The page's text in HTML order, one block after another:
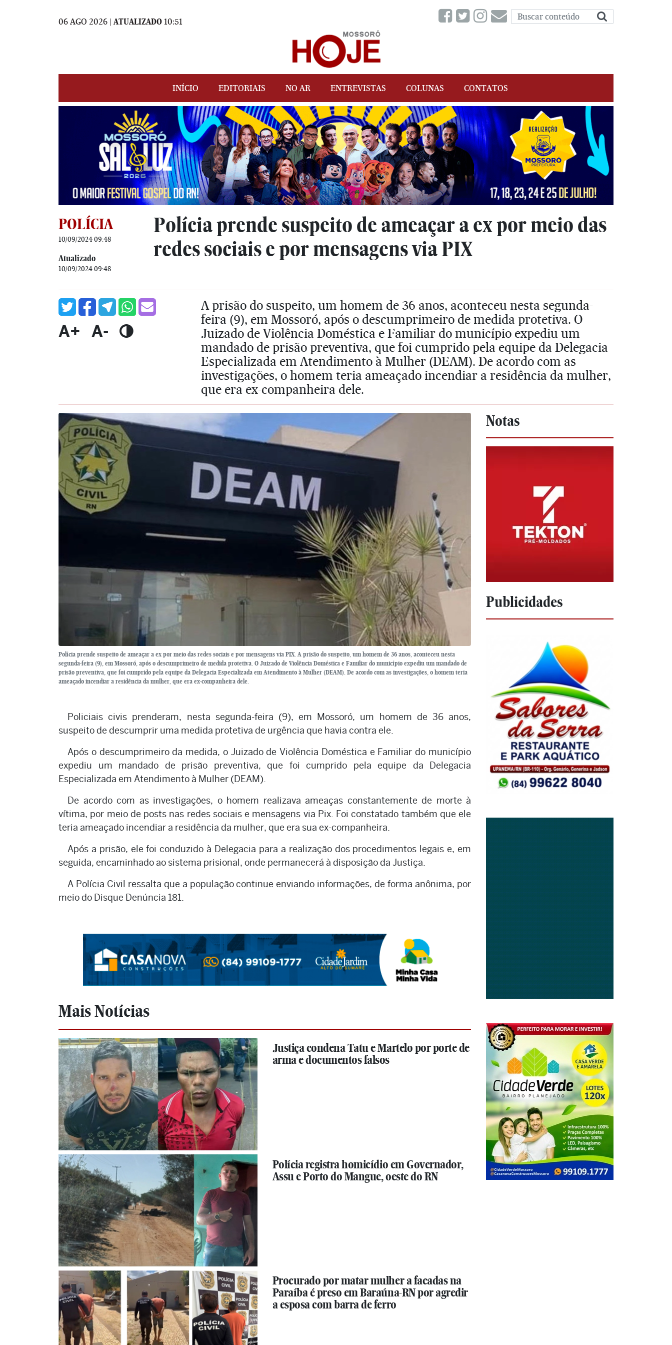
06 AGO 2026 | ATUALIZADO 10:51
INÍCIO EDITORIAIS NO AR ENTREVISTAS COLUNAS CONTATOS
POLÍCIA
10/09/2024 09:48
Atualizado
10/09/2024 09:48
Polícia prende suspeito de ameaçar a ex por meio das
redes sociais e por mensagens via PIX
A+ A-
A prisão do suspeito, um homem de 36 anos, aconteceu nesta segunda-
feira (9), em Mossoró, após o descumprimeiro de medida protetiva. O
Juizado de Violência Doméstica e Familiar do município expediu um
mandado de prisão preventiva, que foi cumprido pela equipe da Delegacia
Especializada em Atendimento à Mulher (DEAM). De acordo com as
investigações, o homem teria ameaçado incendiar a residência da mulher,
que era ex-companheira dele.
Polícia prende suspeito de ameaçar a ex por meio das redes sociais e por mensagens via PIX. A prisão do suspeito, um homem de 36 anos, aconteceu nesta
segunda-feira (9), em Mossoró, após o descumprimeiro de medida protetiva. O Juizado de Violência Doméstica e Familiar do município expediu um mandado de
prisão preventiva, que foi cumprido pela equipe da Delegacia Especializada em Atendimento à Mulher (DEAM). De acordo com as investigações, o homem teria
ameaçado incendiar a residência da mulher, que era ex-companheira dele.
Policiais civis prenderam, nesta segunda-feira (9), em Mossoró, um homem de 36 anos,
suspeito de descumprir uma medida protetiva de urgência que havia contra ele.
Após o descumprimeiro da medida, o Juizado de Violência Doméstica e Familiar do município
expediu um mandado de prisão preventiva, que foi cumprido pela equipe da Delegacia
Especializada em Atendimento à Mulher (DEAM).
De acordo com as investigações, o homem realizava ameaças constantemente de morte à
vítima, por meio de posts nas redes sociais e mensagens via Pix. Foi constatado também que ele
teria ameaçado incendiar a residência da mulher, que era sua ex-companheira.
Após a prisão, ele foi conduzido à Delegacia para a realização dos procedimentos legais e, em
seguida, encaminhado ao sistema prisional, onde permanecerá à disposição da Justiça.
A Polícia Civil ressalta que a população continue enviando informações, de forma anônima, por
meio do Disque Denúncia 181.
Mais Notícias
Justiça condena Tatu e Martelo por porte de
arma e documentos falsos
Polícia registra homicídio em Governador,
Assu e Porto do Mangue, oeste do RN
Procurado por matar mulher a facadas na
Paraíba é preso em Baraúna-RN por agredir
a esposa com barra de ferro
Notas
Publicidades